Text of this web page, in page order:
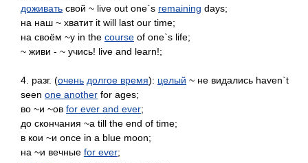
доживать свой ~ live out one`s remaining days;
на наш ~ хватит it will last our time;
на своём ~у in the course of one`s life;
~ живи - ~ учись! live and learn!;
4. разг. (очень долгое время): целый ~ не видались haven`t
seen one another for ages;
во ~и ~ов for ever and ever;
до скончания ~а till the end of time;
в кои ~и once in a blue moon;
на ~и вечные for ever;